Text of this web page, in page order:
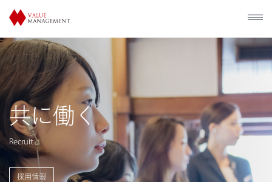
歴史的建造物の
利活用
Utilization of Historical Facilities